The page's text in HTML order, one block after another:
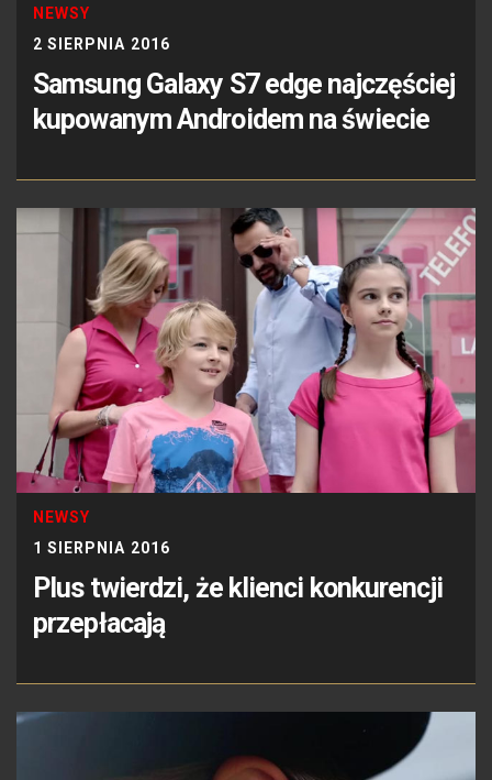
NEWSY
2 SIERPNIA 2016
Samsung Galaxy S7 edge najczęściej
kupowanym Androidem na świecie
NEWSY
1 SIERPNIA 2016
Plus twierdzi, że klienci konkurencji
przepłacają